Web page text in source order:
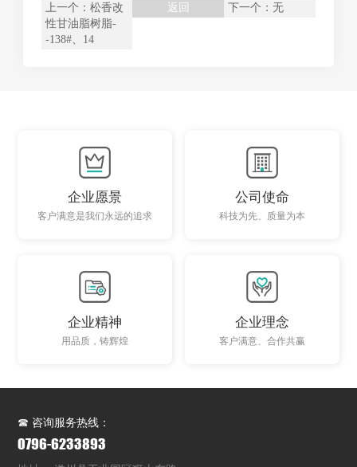
上一个： 松香改
性甘油脂树脂-
-138#、14
返回 下一个：无
企业愿景
客户满意是我们永远的追求
公司使命
科技为先、质量为本
企业精神
用品质，铸辉煌
企业理念
客户满意、合作共赢
☎ 咨询服务热线：
0796-6233893